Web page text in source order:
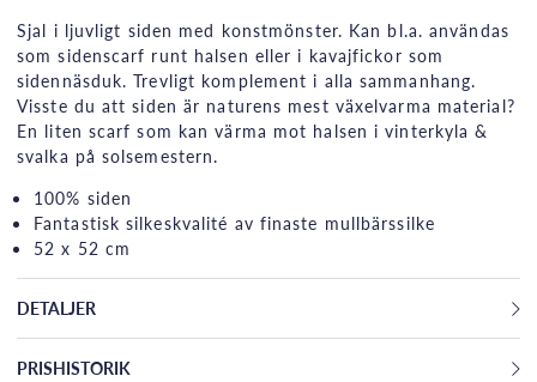
Sjal i ljuvligt siden med konstmönster. Kan bl.a. användas
som sidenscarf runt halsen eller i kavajfickor som
sidennäsduk. Trevligt komplement i alla sammanhang.
Visste du att siden är naturens mest växelvarma material?
En liten scarf som kan värma mot halsen i vinterkyla &
svalka på solsemestern.
100% siden
Fantastisk silkeskvalité av finaste mullbärssilke
52 x 52 cm
DETALJER
PRISHISTORIK